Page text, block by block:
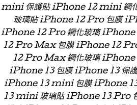
mini 保護貼 iPhone 12 mini 鋼
玻璃貼 iPhone 12 Pro 包膜
iPhone 12 Pro 鋼化玻璃
12 Pro Max 包膜 iPhone 12
12 Pro Max 鋼化玻璃
iPhone 13 包膜 iPhone 13 保
iPhone 13 mini 包膜 iPhone
13 mini 玻璃貼 iPhone 13 Pro